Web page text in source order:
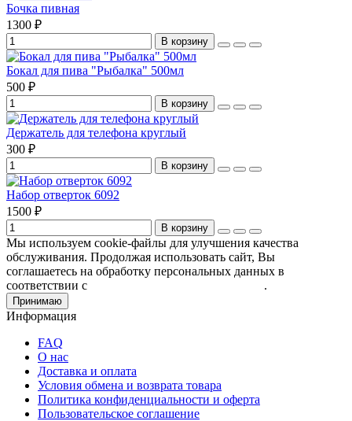
Бочка пивная
1300 ₽
В корзину
Бокал для пива "Рыбалка" 500мл
500 ₽
В корзину
Держатель для телефона круглый
300 ₽
В корзину
Набор отверток 6092
1500 ₽
В корзину
Мы используем cookie-файлы для улучшения качества
обслуживания. Продолжая использовать сайт, Вы
соглашаетесь на обработку персональных данных в
соответствии с
.
Принимаю
Информация
FAQ
О нас
Доставка и оплата
Условия обмена и возврата товара
Политика конфиденциальности и оферта
Пользовательское соглашение